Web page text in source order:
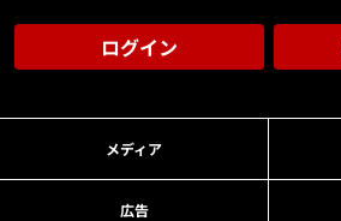
ログイン
メディア
広告